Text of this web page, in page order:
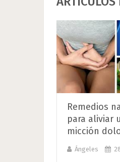
Remedios
para aliviar
micción
Ángeles